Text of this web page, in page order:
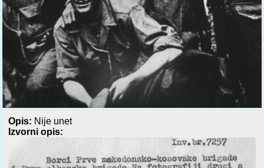
Opis: Nije unet
Izvorni opis: